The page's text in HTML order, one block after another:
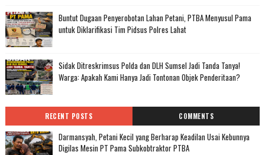
Buntut Dugaan Penyerobotan Lahan Petani, PTBA Menyusul Pama
untuk Diklarifikasi Tim Pidsus Polres Lahat
Sidak Ditreskrimsus Polda dan DLH Sumsel Jadi Tanda Tanya!
Warga: Apakah Kami Hanya Jadi Tontonan Objek Penderitaan?
RECENT POSTS COMMENTS
Darmansyah, Petani Kecil yang Berharap Keadilan Usai Kebunnya
Digilas Mesin PT Pama Subkobtraktor PTBA